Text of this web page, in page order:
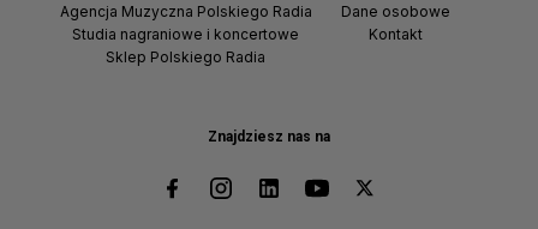
Znajdziesz nas na
Agencja Muzyczna Polskiego Radia
Studia nagraniowe i koncertowe
Sklep Polskiego Radia
Dane osobowe
Kontakt